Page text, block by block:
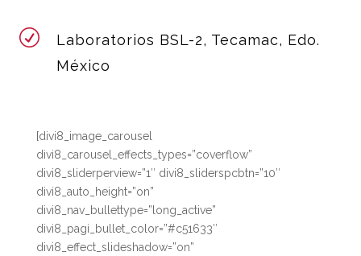
R
Laboratorios BSL-2, Tecamac, Edo.
México
[divi8_image_carousel
divi8_carousel_effects_types=”coverflow”
divi8_sliderperview=”1″ divi8_sliderspcbtn=”10″
divi8_auto_height=”on”
divi8_nav_bullettype=”long_active”
divi8_pagi_bullet_color=”#c51633″
divi8_effect_slideshadow=”on”